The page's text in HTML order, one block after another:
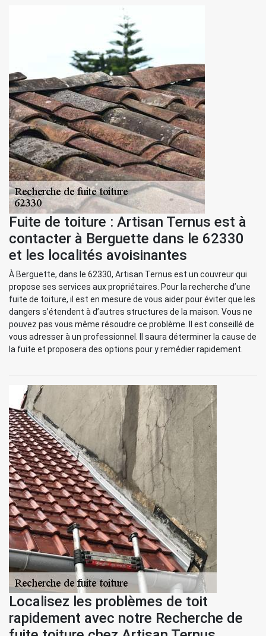
Fuite de toiture : Artisan Ternus est à
contacter à Berguette dans le 62330
et les localités avoisinantes
À Berguette, dans le 62330, Artisan Ternus est un couvreur qui
propose ses services aux propriétaires. Pour la recherche d’une
fuite de toiture, il est en mesure de vous aider pour éviter que les
dangers s’étendent à d’autres structures de la maison. Vous ne
pouvez pas vous même résoudre ce problème. Il est conseillé de
vous adresser à un professionnel. Il saura déterminer la cause de
la fuite et proposera des options pour y remédier rapidement.
Localisez les problèmes de toit
rapidement avec notre Recherche de